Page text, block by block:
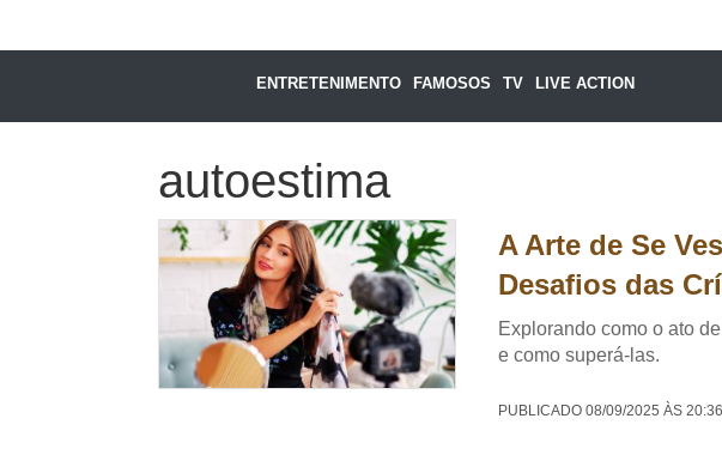
ENTRETENIMENTO FAMOSOS TV LIVE ACTION
autoestima
A Arte de Se
Desafios das
Explorando como o ato
e como superá-las.
PUBLICADO 08/09/2025 ÀS